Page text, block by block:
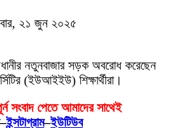
২১ জুন ২০২৫
নতুনবাজার সড়ক অবরোধ করেছেন
(ইউআইইউ) শিক্ষার্থীরা।
সংবাদ পেতে আমাদের সাথেই
–ইন্সটাগ্রাম–ইউটিউব